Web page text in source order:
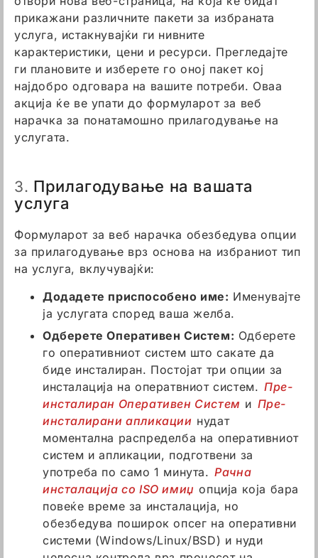
прикажани различните пакети за избраната
услуга, истакнувајќи ги нивните
карактеристики, цени и ресурси. Прегледајте
ги плановите и изберете го оној пакет кој
најдобро одговара на вашите потреби. Оваа
акција ќе ве упати до формуларот за веб
нарачка за понатамошно прилагодување на
услугата.
3. Прилагодување на вашата
услуга
Формуларот за веб нарачка обезбедува опции
за прилагодување врз основа на избраниот тип
на услуга, вклучувајќи:
Додадете приспособено име: Именувајте
ја услугата според ваша желба.
Одберете Оперативен Систем: Одберете
го оперативниот систем што сакате да
биде инсталиран. Постојат три опции за
инсталација на оператвниот систем. Пре-
инсталиран Оперативен Систем и Пре-
инсталирани апликации нудат
моментална распределба на оперативниот
систем и апликации, подготвени за
употреба по само 1 минута. Рачна
инсталација со ISO имиџ опција која бара
повеќе време за инсталација, но
обезбедува поширок опсег на оперативни
системи (Windows/Linux/BSD) и нуди